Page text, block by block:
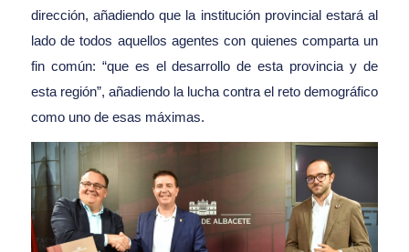
dirección, añadiendo que la institución provincial estará al
lado de todos aquellos agentes con quienes comparta un
fin común: “que es el desarrollo de esta provincia y de
esta región”, añadiendo la lucha contra el reto demográfico
como uno de esas máximas.